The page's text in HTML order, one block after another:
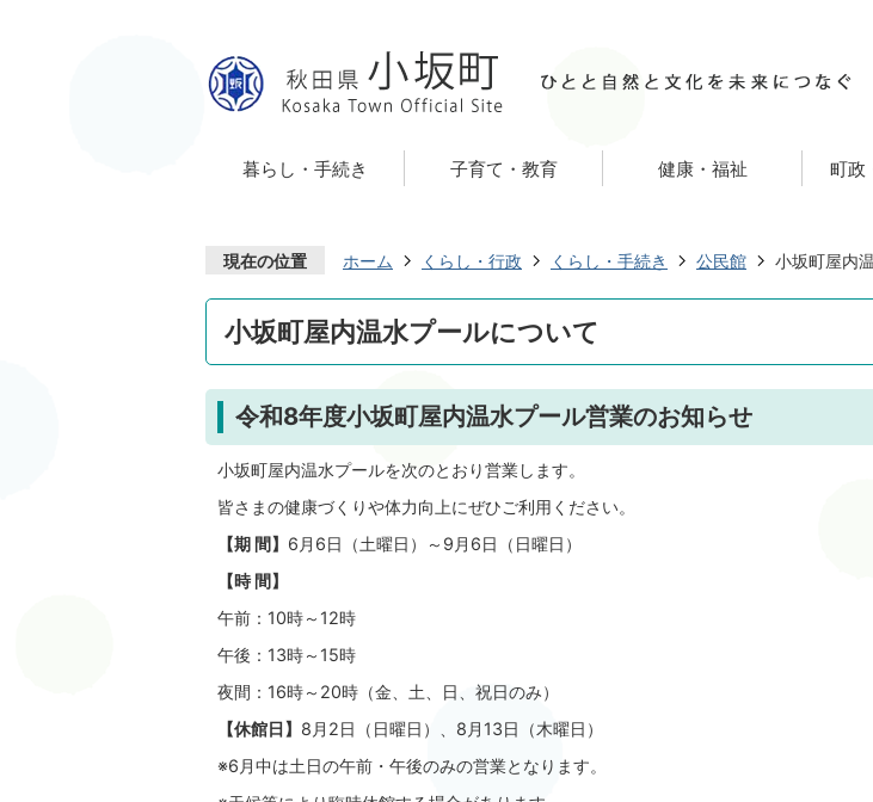
暮らし・手続き 子育て・教育 健康・福祉 町政
現在の位置 ホーム くらし・行政 くらし・手続き 公民館 小坂町屋内
小坂町屋内温水プールについて
令和8年度小坂町屋内温水プール営業のお知らせ
小坂町屋内温水プールを次のとおり営業します。
皆さまの健康づくりや体力向上にぜひご利用ください。
【期 間】 6月6日（土曜日）～9月6日（日曜日）
【時 間】
午前：10時～12時
午後：13時～15時
夜間：16時～20時（金、土、日、祝日のみ）
【休館日】 8月2日（日曜日）、8月13日（木曜日）
※6月中は土日の午前・午後のみの営業となります。